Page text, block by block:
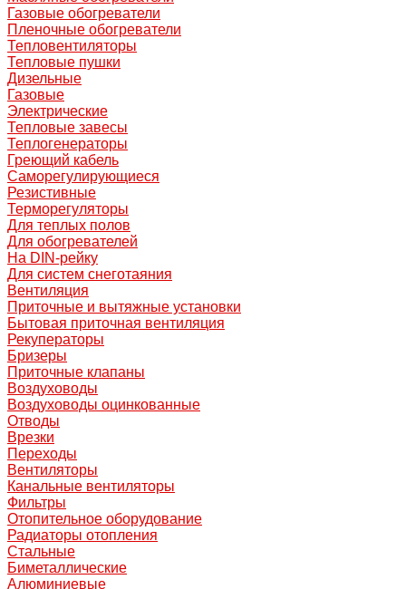
Газовые обогреватели
Пленочные обогреватели
Тепловентиляторы
Тепловые пушки
Дизельные
Газовые
Электрические
Тепловые завесы
Теплогенераторы
Греющий кабель
Саморегулирующиеся
Резистивные
Терморегуляторы
Для теплых полов
Для обогревателей
На DIN-рейку
Для систем снеготаяния
Вентиляция
Приточные и вытяжные установки
Бытовая приточная вентиляция
Рекуператоры
Бризеры
Приточные клапаны
Воздуховоды
Воздуховоды оцинкованные
Отводы
Врезки
Переходы
Вентиляторы
Канальные вентиляторы
Фильтры
Отопительное оборудование
Радиаторы отопления
Стальные
Биметаллические
Алюминиевые